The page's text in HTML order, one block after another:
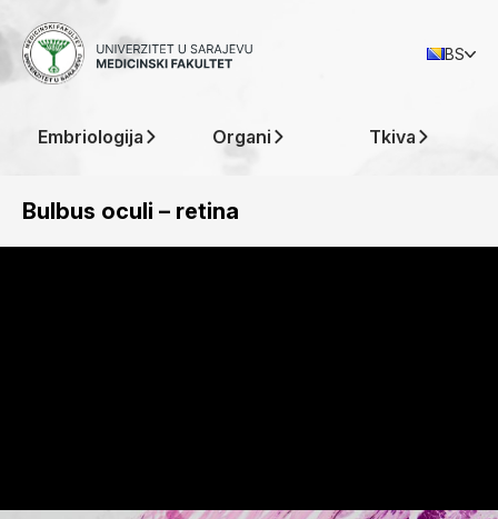
BS
Embriologija Organi Tkiva
Bulbus oculi – retina